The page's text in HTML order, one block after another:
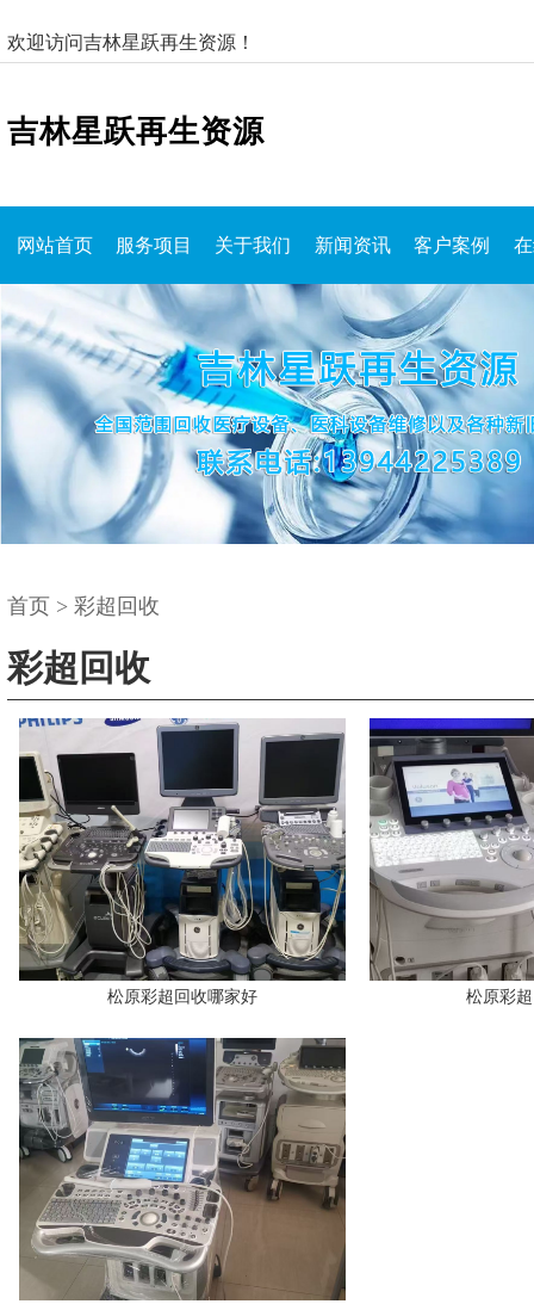
欢迎访问吉林星跃再生资源！
吉林星跃再生资源
网站首页 服务项目 关于我们 新闻资讯 客户案例
首页 > 彩超回收
彩超回收
松原彩超回收哪家好 松原彩